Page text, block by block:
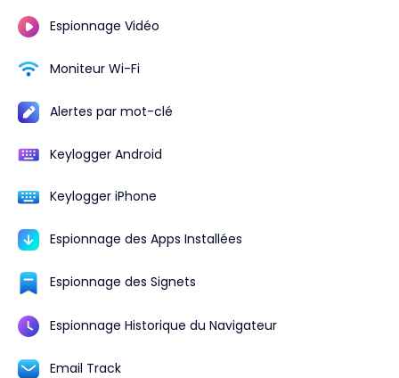
Espionnage Vidéo
Moniteur Wi-Fi
Alertes par mot-clé
Keylogger Android
Keylogger iPhone
Espionnage des Apps Installées
Espionnage des Signets
Espionnage Historique du Navigateur
Email Track